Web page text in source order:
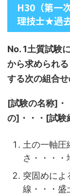
H30（第一
理技士★過
No. 1土質試験
から求められ
する次の組合せ
[試験の名称]・
の]・・・[試験
土の一軸圧
さ・・・・
突固めによ
線・・・盛